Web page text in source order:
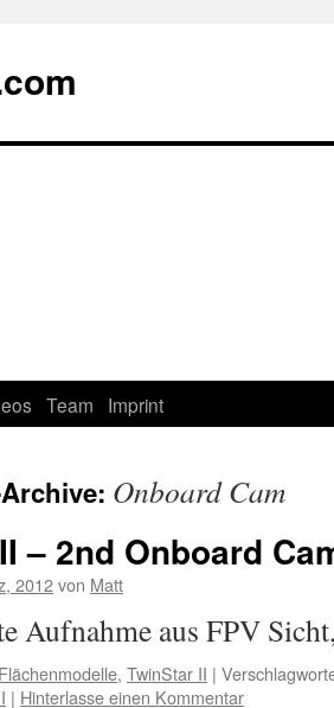
Team Imprint
Onboard Cam
– 2nd Onboard
2012von Matt
Aufnahme aus FPV
Flächenmodelle, TwinStar II |
| Hinterlasse einen Kommentar